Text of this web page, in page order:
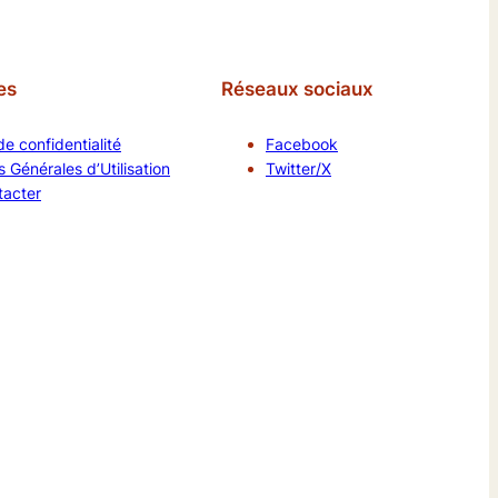
confidentialité
Générales d’Utilisation
Réseaux sociaux
Facebook
Twitter/X